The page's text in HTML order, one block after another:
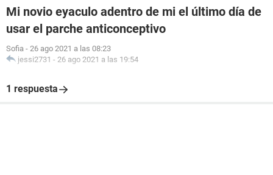
Mi novio eyaculo adentro de mi el último día de
usar el parche anticonceptivo
Sofia - 26 ago 2021 a las 08:23
jessi2731 - 26 ago 2021 a las 19:54
1 respuesta